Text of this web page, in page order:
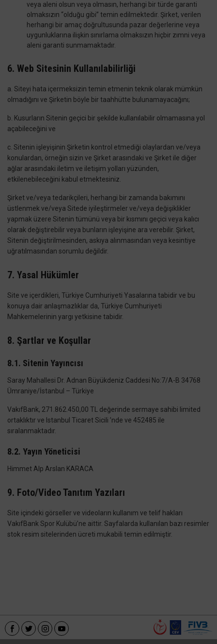
veya aleni olsun veya olmasın, herhangi bir türde garanti
olmaksızın “olduğu gibi” temin edilmektedir. Şirket, verilen
herhangi bir amaç doğrultusunda pazar değerlerine veya
uygunluklarına ilişkin sınırlama olmaksızın hiçbir zımni veya
aleni garanti sunmamaktadır.
6. Web Sitesinin Kullanılabilirliği
a. Siteyi hata içermeksizin temin etmenin teknik olarak mümkün
olmadığını ve Şirketin böyle bir taahhütte bulunamayacağını;
b. Kusurların Sitenin geçici bir şekilde kullanılabilir olmamasına yol
açabileceğini ve
c. Sitenin işleyişinin Şirketin kontrol etmediği olaylardan ve/veya
konulardan, örneğin sizin ve Şirket arasındaki ve Şirket ile diğer
ağlar arasındaki iletim ve iletişim yolları yüzünden,
etkilenebileceğini kabul etmektesiniz.
Şirket ve/veya tedarikçileri, herhangi bir zamanda bakımını
üstlenmek ve/veya Sitede iyileştirmeler ve/veya değişiklikler
yapmak üzere Sitenin tümünü veya bir kısmını geçici veya kalıcı
olarak değiştirebilir veya bunların işleyişine ara verebilir. Şirket,
Sitenin değiştirilmesinden, askıya alınmasından veya kesintiye
uğratılmasından sorumlu değildir.
7. Yasal Hükümler
Site ve içerdikleri, Türkiye Cumhuriyeti Yasalarına tabidir ve bu
konuya dair anlaşmazlıklar da, Türkiye Cumhuriyeti
Mahkemelerinin yargı yetkisine tabidir.
8. Şartlar ve Koşullar
8.1. Sitenin Yayıncısı
Saray Mahallesi Dr. Adnan Büyükdeniz Caddesi No:7/A-B 34768
Ümraniye/İstanbul – Türkiye
VakıfBank, 271.862.450,00 TL değerinde sermaye sahibi limited
ortaklıktır ve Istanbul Ticaret Sicili ’nde ve 452485 ile
sıralanmaktadır.
8.2. Yayın Yöneticisi
Himmet Alp Arslan KARACA
9. Foto/Video Tanıtım Yazıları
Site içindeki görseller ve videoların kullanım ve telif hakları
VakıfBank Spor Kulübü’ne aittir. Sayfalarda kullanılan bazı resimler
stok resim sitelerinden ücreti mukabili temin edilmiştir.